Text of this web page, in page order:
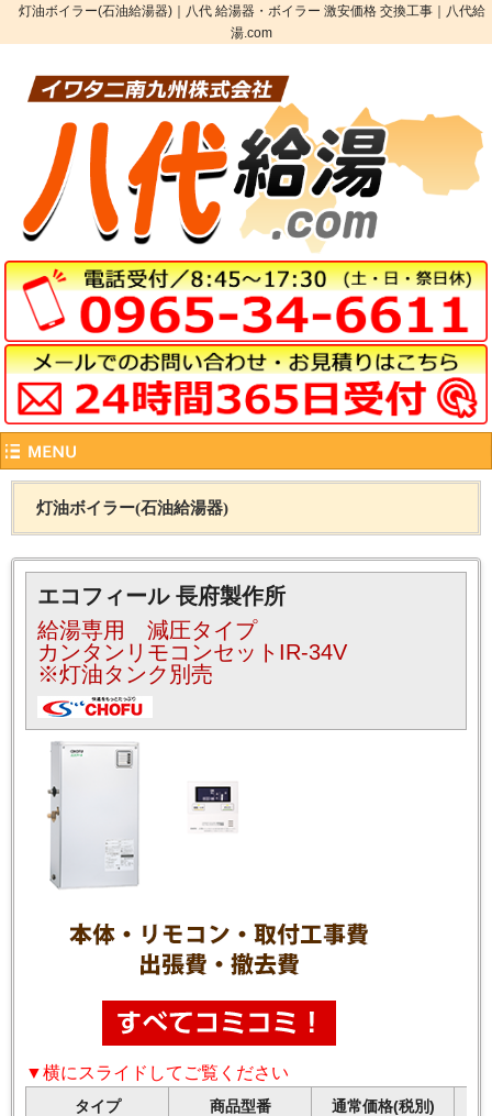
灯油ボイラー(石油給湯器)｜八代 給湯器・ボイラー 激安価格 交換工事｜八代給
湯.com
灯油ボイラー(石油給湯器)
エコフィール 長府製作所
給湯専用 減圧タイプ
カンタンリモコンセットIR-34V
※灯油タンク別売
▼横にスライドしてご覧ください
タイプ 商品型番 通常価格(税別)